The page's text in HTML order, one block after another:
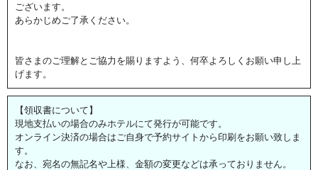
ございます。
あらかじめご了承ください。
皆さまのご理解とご協力を賜りますよう、何卒よろしくお願い申し上
げます。
【領収書について】
現地支払いの場合のみホテルにて発行が可能です。
オンライン決済の場合はご自身で予約サイトから印刷をお願い致しま
す。
なお、宛名の無記名や上様、金額の変更などは承っておりません。